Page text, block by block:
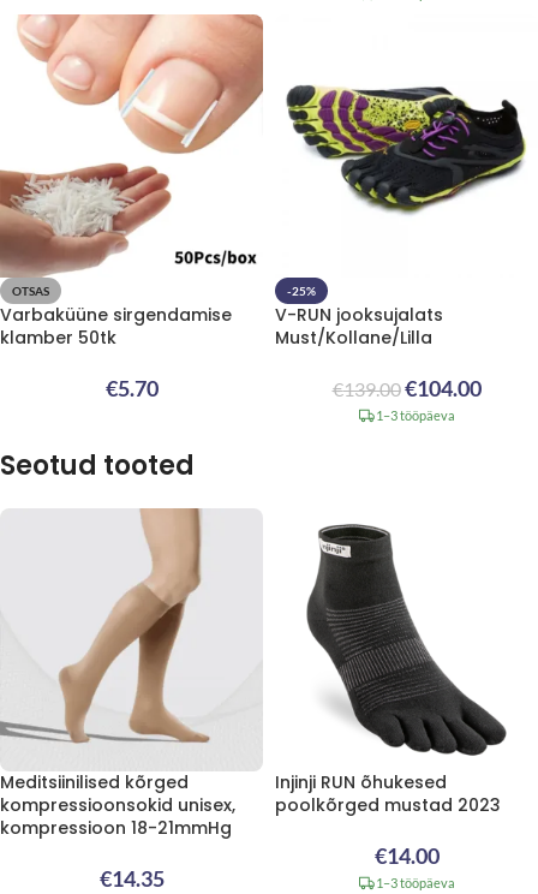
OTSAS
Varbaküüne sirgendamise
klamber 50tk
€5.70
-25%
V-RUN jooksujalats
Must/Kollane/Lilla
€139.00€104.00
1–3 tööpäeva
Seotud tooted
Meditsiinilised kõrged
kompressioonsokid unisex,
kompressioon 18-21mmHg
€14.35
Injinji RUN õhukesed
poolkõrged mustad 2023
€14.00
1–3 tööpäeva